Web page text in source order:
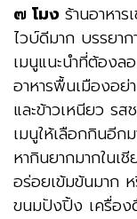
๗ โมง ร้านอาหา
ไวบ์ดีมาก บรรยา
เมนูแนะนำที่ต้องล
อาหารพื้นเมืองอ
และข้าวเหนียว ร
เมนูให้เลือกกินอีก
หากินยากมากในเ
อร่อยเข้มข้นมาก
ขนมปังปิ้ง เครื่อง